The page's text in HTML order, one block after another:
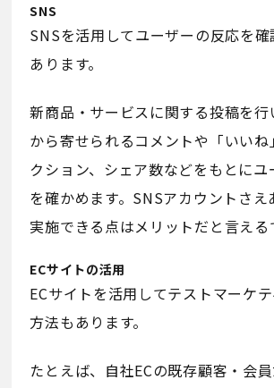
SNS
SNSを活用してユーザーの反応を確
あります。
新商品・サービスに関する投稿を行
から寄せられるコメントや「いいね
クション、シェア数などをもとにユ
を確かめます。SNSアカウントさえ
実施できる点はメリットだと言える
ECサイトの活用
ECサイトを活用してテストマーケ
方法もあります。
たとえば、自社ECの既存顧客・会